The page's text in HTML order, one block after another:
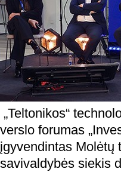
„Teltonikos“
verslo forumas
įgyvendintas Molėtų
savivaldybės siekis